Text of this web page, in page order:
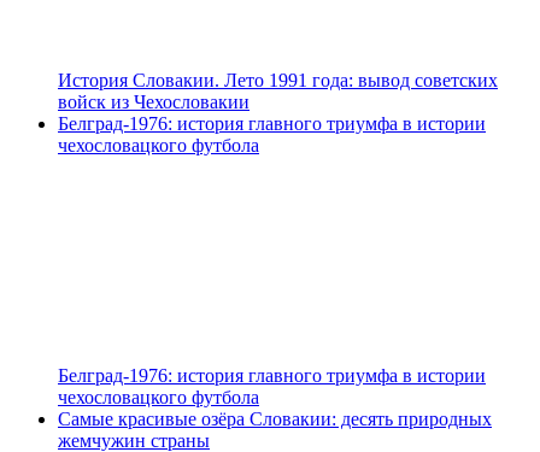
История Словакии. Лето 1991 года: вывод советских
войск из Чехословакии
Белград-1976: история главного триумфа в истории
чехословацкого футбола
Белград-1976: история главного триумфа в истории
чехословацкого футбола
Самые красивые озёра Словакии: десять природных
жемчужин страны